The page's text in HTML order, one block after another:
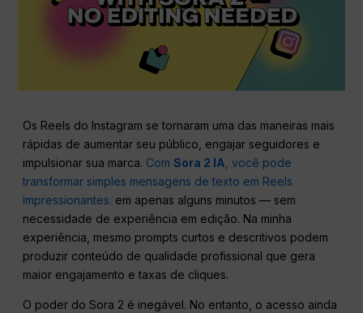
Os Reels do Instagram se tornaram uma das maneiras mais
rápidas de aumentar seu público, engajar seguidores e
impulsionar sua marca. ComSora 2 IA , você pode
transformar simples mensagens de texto em Reels
impressionantes. em apenas alguns minutos — sem
necessidade de experiência em edição. Na minha
experiência, mesmo prompts curtos e descritivos podem
produzir conteúdo de qualidade profissional que gera
maior engajamento e taxas de cliques.
O poder do Sora 2 é inegável. No entanto, o acesso ainda